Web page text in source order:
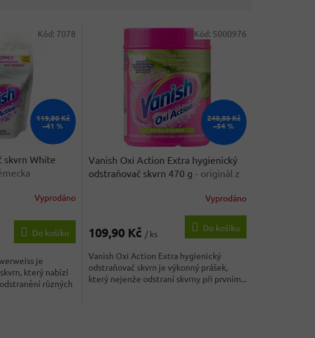
119,80 Kč
–41 %
skvrn White
Vyprodáno
Do košíku
je
který nabízí
různých
Kód: 7078
240,80 Kč
–54 %
Vanish Oxi Action Extra hygienický
odstraňovač skvrn 470 g - originál z
Vyprodáno
109,90 Kč / ks
Do košíku
Vanish Oxi Action Extra hygienický
odstraňovač skvrn je výkonný prášek,
který nejenže odstraní skvrny při prvním...
Kód: 5000976